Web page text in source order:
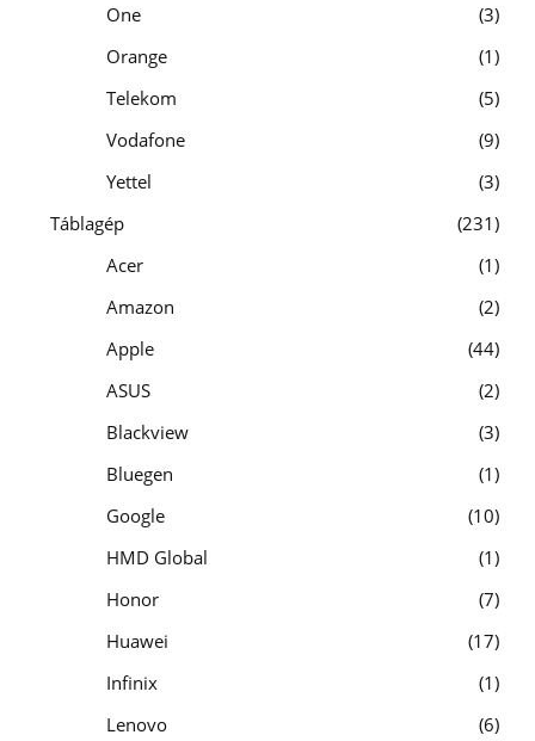
One
3
Orange
1
Telekom
5
Vodafone
9
Yettel
3
Táblagép
231
Acer
1
Amazon
2
Apple
44
ASUS
2
Blackview
3
Bluegen
1
Google
10
HMD Global
1
Honor
7
Huawei
17
Infinix
1
Lenovo
6